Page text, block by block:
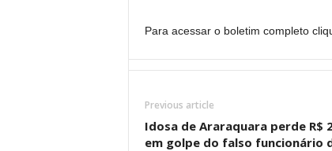
Para acessar o boletim completo
Previous article
Idosa de Araraquara perde R$
em golpe do falso funcionário